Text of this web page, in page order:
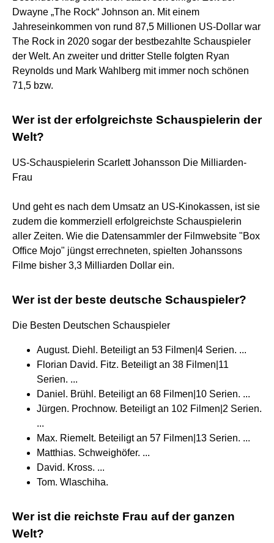
Dwayne „The Rock“ Johnson an. Mit einem
Jahreseinkommen von rund 87,5 Millionen US-Dollar war
The Rock in 2020 sogar der bestbezahlte Schauspieler
der Welt. An zweiter und dritter Stelle folgten Ryan
Reynolds und Mark Wahlberg mit immer noch schönen
71,5 bzw.
Wer ist der erfolgreichste Schauspielerin der
Welt?
US-Schauspielerin Scarlett Johansson Die Milliarden-
Frau
Und geht es nach dem Umsatz an US-Kinokassen, ist sie
zudem die kommerziell erfolgreichste Schauspielerin
aller Zeiten. Wie die Datensammler der Filmwebsite "Box
Office Mojo" jüngst errechneten, spielten Johanssons
Filme bisher 3,3 Milliarden Dollar ein.
Wer ist der beste deutsche Schauspieler?
Die Besten Deutschen Schauspieler
August. Diehl. Beteiligt an 53 Filmen|4 Serien. ...
Florian David. Fitz. Beteiligt an 38 Filmen|11
Serien. ...
Daniel. Brühl. Beteiligt an 68 Filmen|10 Serien. ...
Jürgen. Prochnow. Beteiligt an 102 Filmen|2 Serien.
...
Max. Riemelt. Beteiligt an 57 Filmen|13 Serien. ...
Matthias. Schweighöfer. ...
David. Kross. ...
Tom. Wlaschiha.
Wer ist die reichste Frau auf der ganzen
Welt?